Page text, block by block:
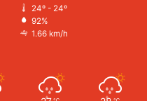
24º - 24º
92%
1.66 km/h